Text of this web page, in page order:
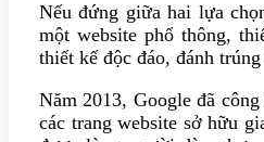
Nếu đứng giữa hai lựa
một website phổ thông,
thiết kế độc đáo, đánh
Năm 2013, Google đã
các trang website sở hữu